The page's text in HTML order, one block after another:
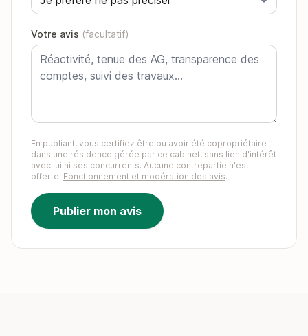
Votre avis (facultatif)
En publiant, vous certifiez être ou avoir été copropriétaire
dans une résidence gérée par ce cabinet, sans lien d'intérêt
avec lui ni ses concurrents. Aucune contrepartie n'est
offerte. Fonctionnement et modération des avis.
Publier mon avis